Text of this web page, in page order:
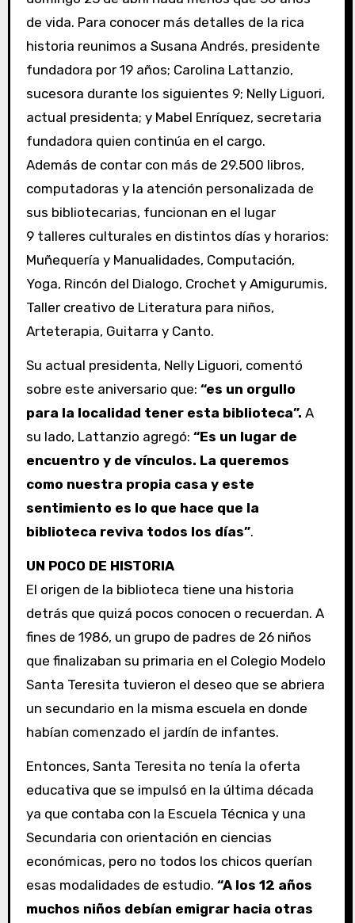
de vida. Para conocer más detalles de la rica
historia reunimos a Susana Andrés, presidente
fundadora por 19 años; Carolina Lattanzio,
sucesora durante los siguientes 9; Nelly Liguori,
actual presidenta; y Mabel Enríquez, secretaria
fundadora quien continúa en el cargo.
Además de contar con más de 29.500 libros,
computadoras y la atención personalizada de
sus bibliotecarias, funcionan en el lugar
9 talleres culturales en distintos días y horarios:
Muñequería y Manualidades, Computación,
Yoga, Rincón del Dialogo, Crochet y Amigurumis,
Taller creativo de Literatura para niños,
Arteterapia, Guitarra y Canto.
Su actual presidenta, Nelly Liguori, comentó
sobre este aniversario que: “es un orgullo
para la localidad tener esta biblioteca”. A
su lado, Lattanzio agregó: “Es un lugar de
encuentro y de vínculos. La queremos
como nuestra propia casa y este
sentimiento es lo que hace que la
biblioteca reviva todos los días”.
UN POCO DE HISTORIA
El origen de la biblioteca tiene una historia
detrás que quizá pocos conocen o recuerdan. A
fines de 1986, un grupo de padres de 26 niños
que finalizaban su primaria en el Colegio Modelo
Santa Teresita tuvieron el deseo que se abriera
un secundario en la misma escuela en donde
habían comenzado el jardín de infantes.
Entonces, Santa Teresita no tenía la oferta
educativa que se impulsó en la última década
ya que contaba con la Escuela Técnica y una
Secundaria con orientación en ciencias
económicas, pero no todos los chicos querían
esas modalidades de estudio. “A los 12 años
muchos niños debían emigrar hacia otras